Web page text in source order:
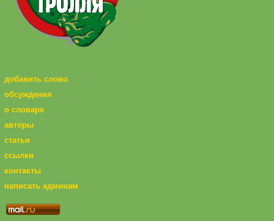
добавить слово
обсуждения
о словаре
авторы
статьи
ссылки
контакты
написать админам